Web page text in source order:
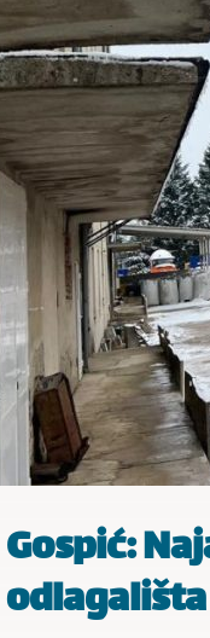
Gospić: